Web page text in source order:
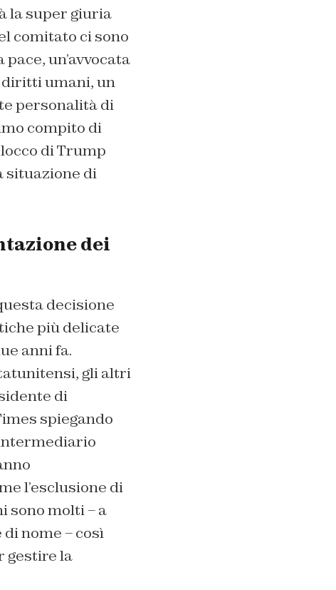
la super giuria
comitato ci sono
un’avvocata
diritti umani, un
personalità di
compito di
di Trump
situazione di
dei
decisione
più delicate
anni fa.
gli altri
di
spiegando
l’esclusione di
sono molti – a
nome – così
gestire la